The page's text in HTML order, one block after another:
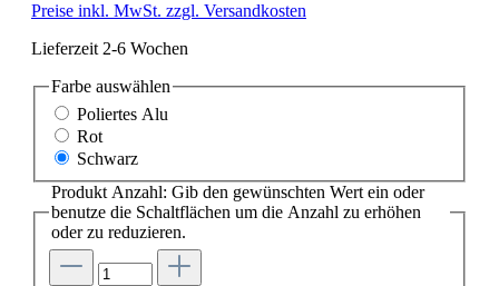
Preise inkl. MwSt. zzgl. Versandkosten
Lieferzeit 2-6 Wochen
Farbe auswählen
Poliertes Alu
Rot
Schwarz
Produkt Anzahl: Gib den gewünschten Wert ein oder
benutze die Schaltflächen um die Anzahl zu erhöhen
oder zu reduzieren.